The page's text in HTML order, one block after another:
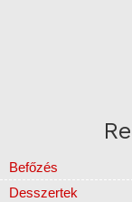
Befőzés
Desszertek